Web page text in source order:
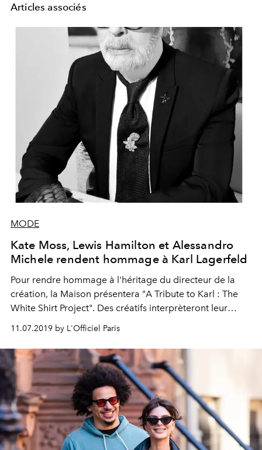
Articles associés
MODE
Kate Moss, Lewis Hamilton et Alessandro
Michele rendent hommage à Karl Lagerfeld
Pour rendre hommage à l'héritage du directeur de la
création, la Maison présentera "A Tribute to Karl : The
White Shirt Project". Des créatifs interprèteront leur
emblématique, notamment Cara Delevingne, Diane
Kruger, Kate Moss, Amber Valletta, Lewis Hamilton,
Tommy Hilfiger, Alessandro Michele, Takashi Murakami
et plus encore. Organisé par Carine Roitfeld, le projet
sera lancé pendant la Fashion Week de Paris en
septembre et soutiendra l’initiative caritative "Sauver la
Vie" en faveur de la recherche médicale à l’Université
Paris Descartes.
11.07.2019 by L'Officiel Paris